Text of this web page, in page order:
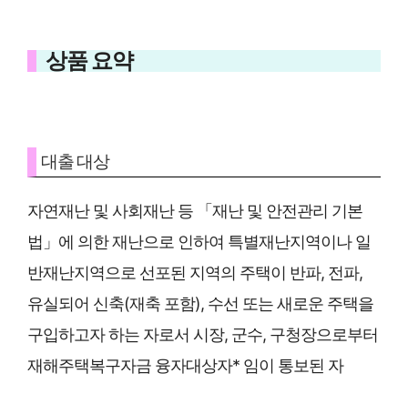
상품 요약
대출 대상
자연재난 및 사회재난 등 「재난 및 안전관리 기본
법」에 의한 재난으로 인하여 특별재난지역이나 일
반재난지역으로 선포된 지역의 주택이 반파, 전파,
유실되어 신축(재축 포함), 수선 또는 새로운 주택을
구입하고자 하는 자로서 시장, 군수, 구청장으로부터
재해주택복구자금 융자대상자* 임이 통보된 자